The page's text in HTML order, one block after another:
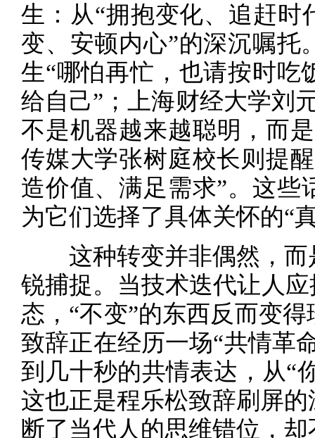
生：从“拥抱变化、追赶时
变、安顿内心”的深沉嘱托
生“哪怕再忙，也请按时吃
给自己”；上海财经大学刘
不是机器越来越聪明，而
传媒大学张树庭校长则提
造价值、满足需求”。这些
为它们选择了具体关怀的“
这种转变并非偶然，而
锐捕捉。当技术迭代让人
态，“不变”的东西反而变
致辞正在经历一场“共情
到几十秒的共情表达，从“
这也正是程乐松致辞刷屏
断了当代人的思维错位，